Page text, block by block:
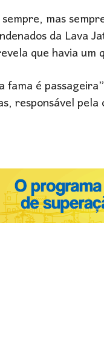
mas
da Lava
que havia
fama é
responsável